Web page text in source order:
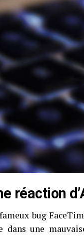
réaction
bug
dans une